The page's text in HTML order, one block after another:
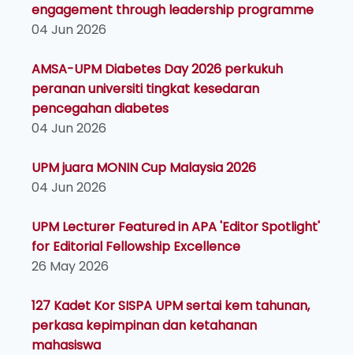
engagement through leadership programme
04 Jun 2026
AMSA-UPM Diabetes Day 2026 perkukuh
peranan universiti tingkat kesedaran
pencegahan diabetes
04 Jun 2026
UPM juara MONIN Cup Malaysia 2026
04 Jun 2026
UPM Lecturer Featured in APA 'Editor Spotlight'
for Editorial Fellowship Excellence
26 May 2026
127 Kadet Kor SISPA UPM sertai kem tahunan,
perkasa kepimpinan dan ketahanan
mahasiswa